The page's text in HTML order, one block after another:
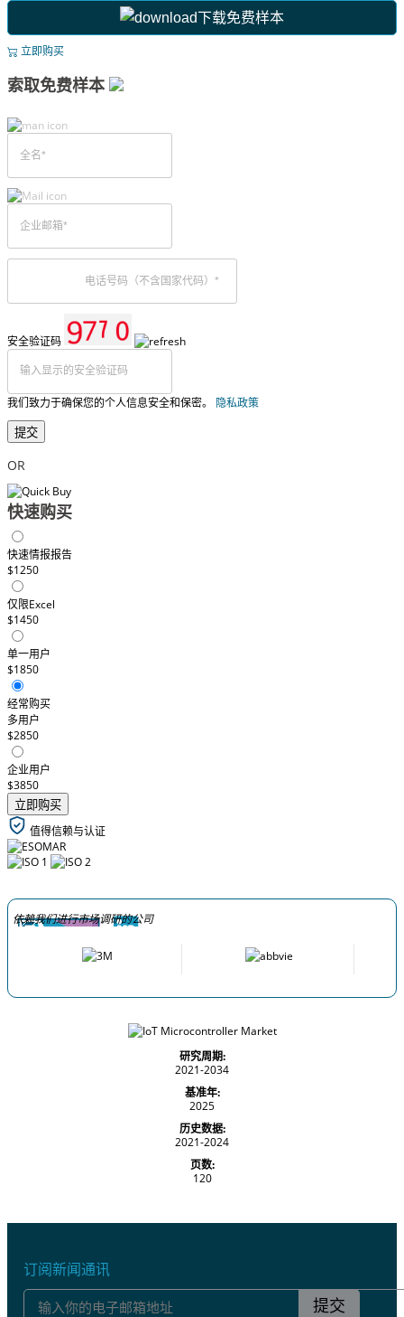
下载免费样本
立即购买
索取免费样本
安全验证码
我们致力于确保您的个人信息安全和保密。 隐私政策
提交
OR
快速购买
快速情报报告
$1250
仅限Excel
$1450
单一用户
$1850
经常购买
多用户
$2850
企业用户
$3850
立即购买
值得信赖与认证
依赖我们进行市场调研的公司
研究周期:
2021-2034
基准年:
2025
历史数据:
2021-2024
页数:
120
订阅新闻通讯
提交